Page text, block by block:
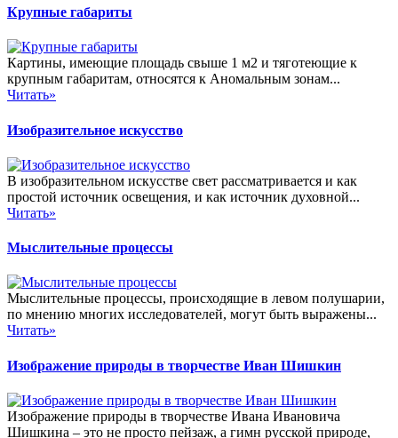
Крупные габариты
Картины, имеющие площадь свыше 1 м2 и тяготеющие к
крупным габаритам, относятся к Аномальным зонам...
Читать»
Изобразительное искусство
В изобразительном искусстве свет рассматривается и как
простой источник освещения, и как источник духовной...
Читать»
Мыслительные процессы
Мыслительные процессы, происходящие в левом полушарии,
по мнению многих исследователей, могут быть выражены...
Читать»
Изображение природы в творчестве Иван Шишкин
Изображение природы в творчестве Ивана Ивановича
Шишкина – это не просто пейзаж, а гимн русской природе,